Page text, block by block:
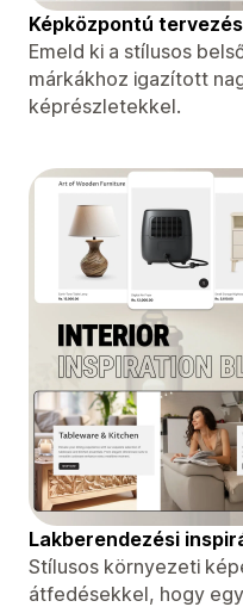
Képközpontú tervezés
Emeld ki a stílusos
márkákhoz igazított
képrészletekkel.
Lakberendezési
Stílusos környezeti
átfedésekkel, hogy